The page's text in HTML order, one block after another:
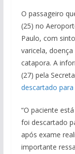
O passageiro
(25) no
Paulo, com
varicela,
catapora. A
(27) pela
descartado
“O paciente
foi descartado
após exame
importante